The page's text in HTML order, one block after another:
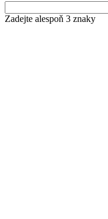
Zadejte alespoň 3 znaky